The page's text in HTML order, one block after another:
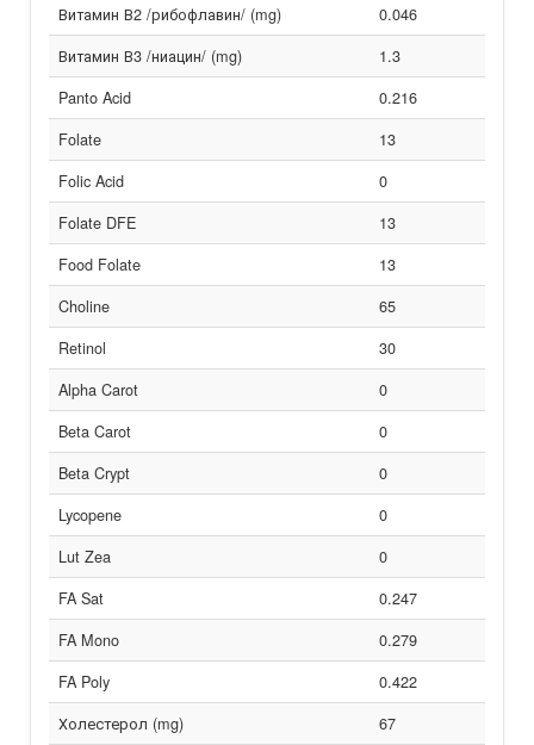
Витамин В2 /рибофлавин/ (mg)
0.046
Витамин В3 /ниацин/ (mg)
1.3
Panto Acid
0.216
Folate
13
Folic Acid
0
Folate DFE
13
Food Folate
13
Choline
65
Retinol
30
Alpha Carot
0
Beta Carot
0
Beta Crypt
0
Lycopene
0
Lut Zea
0
FA Sat
0.247
FA Mono
0.279
FA Poly
0.422
Холестерол (mg)
67